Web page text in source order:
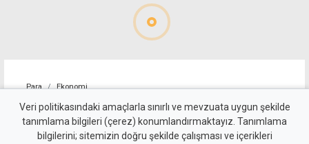
Para Ekonomi
4 kişilik ailenin karnını
doyurmasının günlük bedeli:
Veri politikasındaki amaçlarla sınırlı ve mevzuata uygun şekilde
tanımlama bilgileri (çerez) konumlandırmaktayız. Tanımlama
bilgilerini; sitemizin doğru şekilde çalışması ve içerikleri